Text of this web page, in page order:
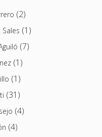
(2)
(1)
(7)
(1)
(1)
(31)
(4)
(4)